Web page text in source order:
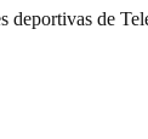
de